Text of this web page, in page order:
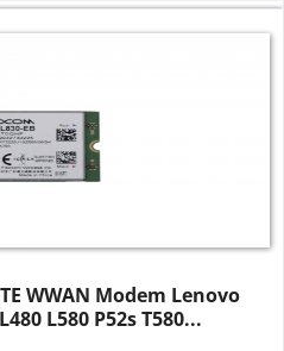
WWAN Modem Lenovo
L580 P52s T580...